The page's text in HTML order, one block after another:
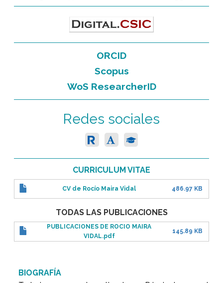
ORCID
Scopus
WoS ResearcherID
Redes sociales
CURRICULUM VITAE
CV de Rocío Maira Vidal 486.97 KB
TODAS LAS PUBLICACIONES
PUBLICACIONES DE ROCIO MAIRA
VIDAL.pdf
145.89 KB
BIOGRAFÍA